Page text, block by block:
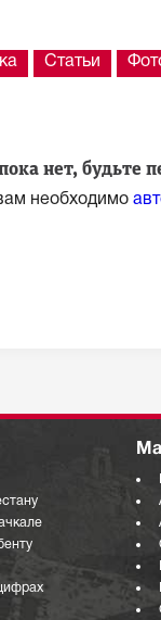
Статьи
нет, будьте
необходимо